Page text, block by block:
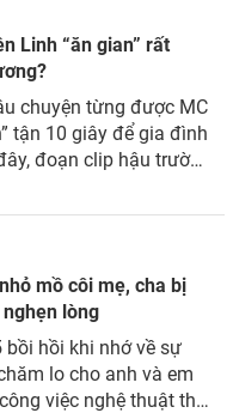
Linh “ăn gian” rất
chuyện từng được MC
tận 10 giây để gia đình
đoạn clip hậu trường
mồ côi mẹ, cha bị
lòng
hồi khi nhớ về sự
lo cho anh và em
việc nghệ thuật thì